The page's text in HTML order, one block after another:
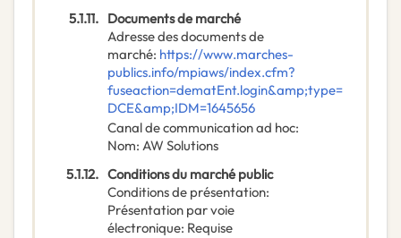
5.1.11. Documents de marché
Adresse des documents de
marché: https://www.marches-
publics.info/mpiaws/index.cfm?
fuseaction=dematEnt.login&amp;type=
DCE&amp;IDM=1645656
Canal de communication ad hoc:
Nom: AW Solutions
5.1.12. Conditions du marché public
Conditions de présentation:
Présentation par voie
électronique: Requise